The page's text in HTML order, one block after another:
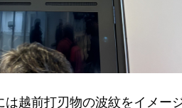
は越前打刃物の波紋をイメー